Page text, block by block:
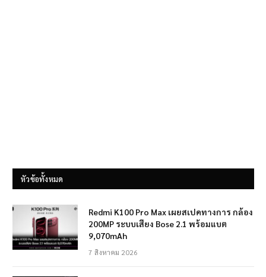
หัวข้อทั้งหมด
Redmi K100 Pro Max เผยสเปคทางการ กล้อง
200MP ระบบเสียง Bose 2.1 พร้อมแบต
9,070mAh
7 สิงหาคม 2026